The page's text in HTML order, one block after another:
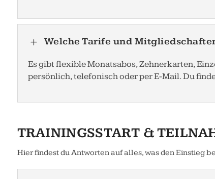
L Welche Tarife und
Es gibt flexible Monatsabos, Zehnerkarten,
persönlich, telefonisch oder per E-Mail. Du
TRAININGSSTART &
Hier findest du Antworten auf alles, was den Einstieg